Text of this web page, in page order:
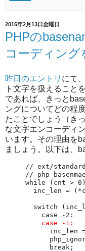
2015年2月13日金曜日
PHPの
コーディン
昨日のエントリ にて
ト文字を扱えること
であれば、きっと
ングについてどの程
たことでしょう（き
な文字エンコーディ
います。その理由を
ましょう。以下は、
// ext/
//
while (cnt >
inc_len =
switch
    case -2:
case -1:
inc_len
      break;